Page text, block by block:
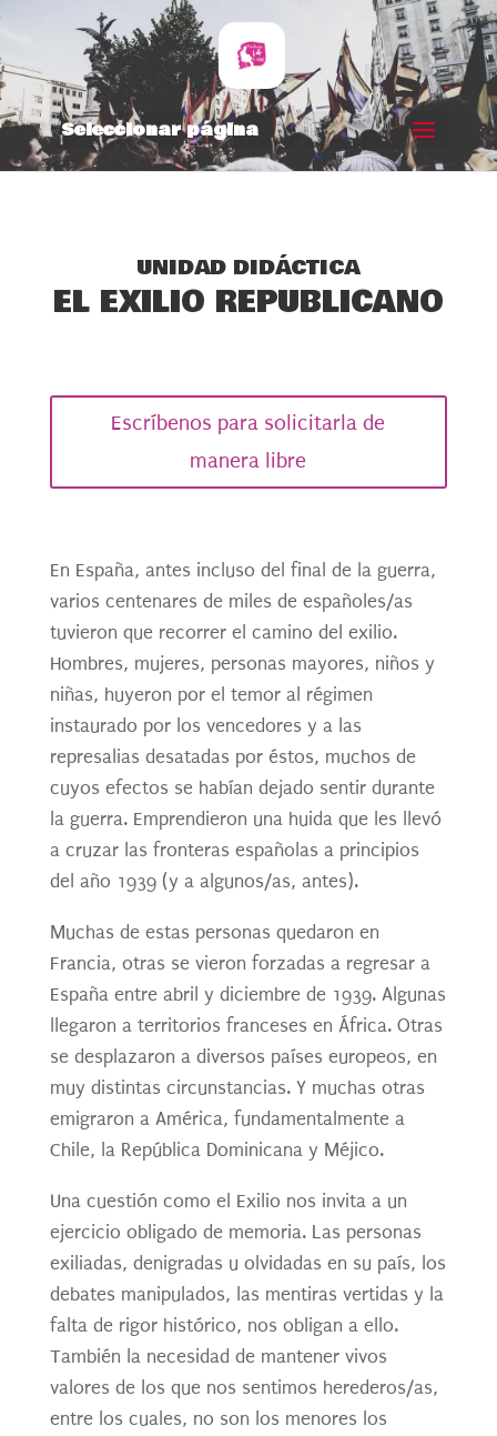
Seleccionar página
UNIDAD DIDÁCTICA
EL EXILIO REPUBLICANO
Escríbenos para solicitarla de
manera libre
En España, antes incluso del final de la guerra,
varios centenares de miles de españoles/as
tuvieron que recorrer el camino del exilio.
Hombres, mujeres, personas mayores, niños y
niñas, huyeron por el temor al régimen
instaurado por los vencedores y a las
represalias desatadas por éstos, muchos de
cuyos efectos se habían dejado sentir durante
la guerra. Emprendieron una huida que les llevó
a cruzar las fronteras españolas a principios
del año 1939 (y a algunos/as, antes).
Muchas de estas personas quedaron en
Francia, otras se vieron forzadas a regresar a
España entre abril y diciembre de 1939. Algunas
llegaron a territorios franceses en África. Otras
se desplazaron a diversos países europeos, en
muy distintas circunstancias. Y muchas otras
emigraron a América, fundamentalmente a
Chile, la República Dominicana y Méjico.
Una cuestión como el Exilio nos invita a un
ejercicio obligado de memoria. Las personas
exiliadas, denigradas u olvidadas en su país, los
debates manipulados, las mentiras vertidas y la
falta de rigor histórico, nos obligan a ello.
También la necesidad de mantener vivos
valores de los que nos sentimos herederos/as,
entre los cuales, no son los menores los